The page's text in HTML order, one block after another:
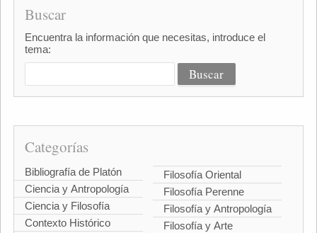
Buscar
Encuentra la información que necesitas, introduce el
tema:
Categorías
Bibliografía de Platón
Ciencia y Antropología
Ciencia y Filosofía
Contexto Histórico
Filosofía Oriental
Filosofía Perenne
Filosofía y Antropología
Filosofía y Arte